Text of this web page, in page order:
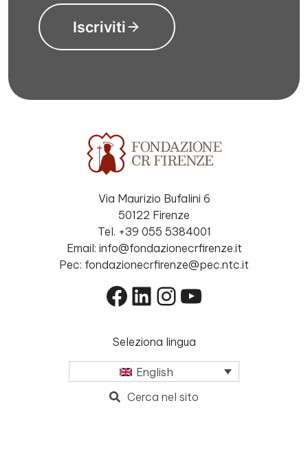
Iscriviti
Via Maurizio Bufalini 6
50122 Firenze
Tel. +39 055 5384001
Email: info@fondazionecrfirenze.it
Pec: fondazionecrfirenze@pec.ntc.it
Facebook
LinkedIn
Instagram
YouTube
Seleziona lingua
English
Cerca nel sito